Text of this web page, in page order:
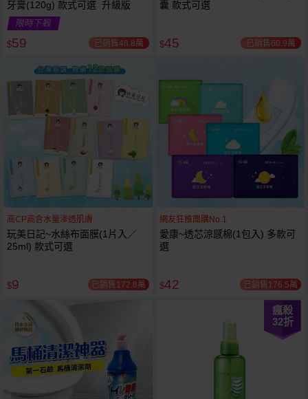
牙膏(120g) 款式可選 升級版
限時下殺
$59 已銷售48.8萬
囊 款式可選
$45 已銷售60.9萬
高CP高含水量滲透肌膚
玩美日記~水絲布面膜(1片入／
25ml) 款式可選
$9 已銷售172.8萬
網友狂推團購No.1
愛康~透芯涼感棉(1包入) 多款可
選
$42 已銷售176.5萬
瘋殺
32折